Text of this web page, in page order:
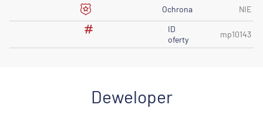
Ochrona
NIE
ID
oferty
mp10143
Deweloper